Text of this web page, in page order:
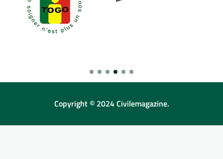
Copyright © 2024 Civilemagazine.